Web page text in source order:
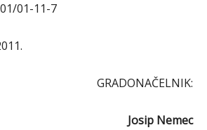
01-11-7
GRADONAČELNIK:
Josip Nemec